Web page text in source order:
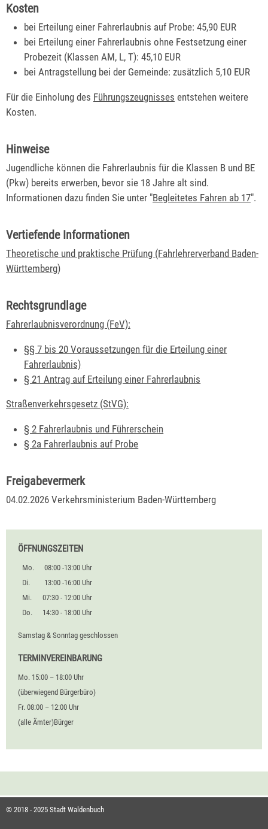
Kosten
bei Erteilung einer Fahrerlaubnis auf Probe: 45,90 EUR
bei Erteilung einer Fahrerlaubnis ohne Festsetzung einer
Probezeit (Klassen AM, L, T): 45,10 EUR
bei Antragstellung bei der Gemeinde: zusätzlich 5,10 EUR
Für die Einholung des Führungszeugnisses entstehen weitere
Kosten.
Hinweise
Jugendliche können die Fahrerlaubnis für die Klassen B und BE
(Pkw) bereits erwerben, bevor sie 18 Jahre alt sind.
Informationen dazu finden Sie unter "Begleitetes Fahren ab 17".
Vertiefende Informationen
Theoretische und praktische Prüfung (Fahrlehrerverband Baden-
Württemberg)
Rechtsgrundlage
Fahrerlaubnisverordnung (FeV):
§§ 7 bis 20 Voraussetzungen für die Erteilung einer
Fahrerlaubnis)
§ 21 Antrag auf Erteilung einer Fahrerlaubnis
Straßenverkehrsgesetz (StVG):
§ 2 Fahrerlaubnis und Führerschein
§ 2a Fahrerlaubnis auf Probe
Freigabevermerk
04.02.2026 Verkehrsministerium Baden-Württemberg
ÖFFNUNGSZEITEN
Mo.
08:00 -13:00 Uhr
Di.
13:00 -16:00 Uhr
Mi.
07:30 - 12:00 Uhr
Do.
14:30 - 18:00 Uhr
Samstag & Sonntag geschlossen
TERMINVEREINBARUNG
Mo. 15:00 – 18:00 Uhr
(überwiegend Bürgerbüro)
Fr. 08:00 – 12:00 Uhr
(alle Ämter)Bürger
© 2018 - 2025 Stadt Waldenbuch